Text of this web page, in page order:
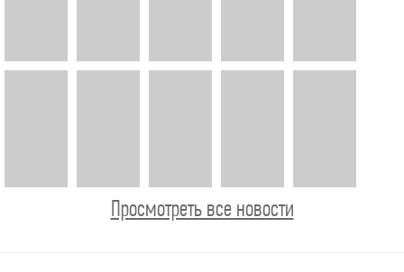
Просмотреть все новости